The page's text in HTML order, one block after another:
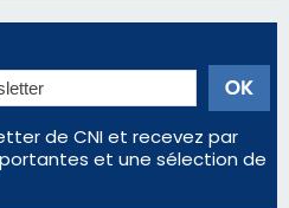
de CNI et recevez par
et une sélection de